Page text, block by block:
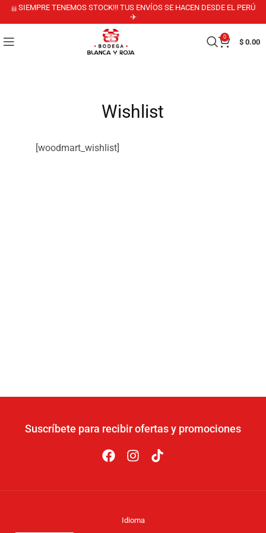
¡¡¡ SIEMPRE TENEMOS STOCK!!! TUS ENVÍOS SE HACEN DESDE EL PERÚ
✈️
0
$ 0.00
Wishlist
[woodmart_wishlist]
Suscríbete para recibir ofertas y promociones
Idioma